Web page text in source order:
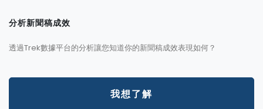
分析新聞稿成效
透過Trek數據平台的分析讓您知道你的新聞稿成效表現如何？
我想了解